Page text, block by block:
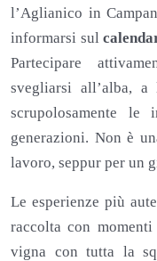
l’Aglianico in
informarsi sul
Partecipare
svegliarsi all’alba,
scrupolosamente
generazioni. Non è
lavoro, seppur per un
Le esperienze più
raccolta con
vigna con tutta la